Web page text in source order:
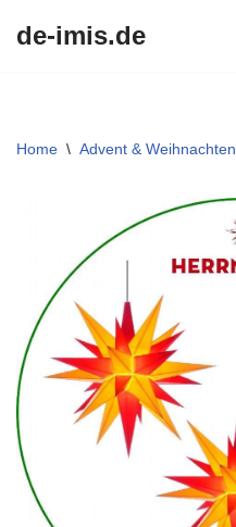
de-imis.de
Home \ Advent & Weihnachten